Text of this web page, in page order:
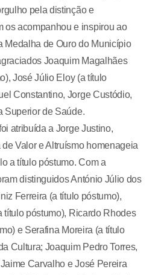
pela distinção e
os acompanhou e inspirou ao
Medalha de Ouro do Município
Joaquim Magalhães
José Júlio Eloy (a título
Constantino, Jorge Custódio,
Superior de Saúde.
atribuída a Jorge Justino,
Valor e Altruísmo homenageia
a título póstumo. Com a
distinguidos António Júlio dos
Ferreira (a título póstumo),
título póstumo), Ricardo Rhodes
e Serafina Moreira (a título
Cultura; Joaquim Pedro Torres,
Carvalho e José Pereira